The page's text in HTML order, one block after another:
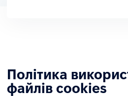
Політика
файлів cookies